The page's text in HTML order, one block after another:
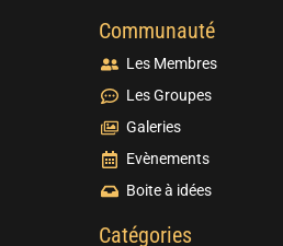
Communauté
Les Membres
Les Groupes
Galeries
Evènements
Boite à idées
Catégories